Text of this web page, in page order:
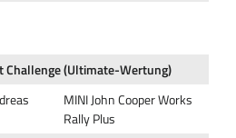
Challenge (Ultimate-Wertung)
MINI John Cooper Works
Rally Plus